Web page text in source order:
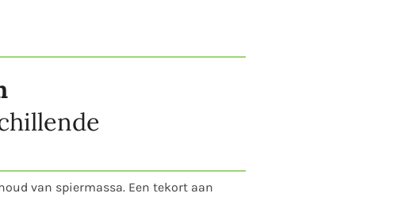
van spiermassa. Een tekort aan